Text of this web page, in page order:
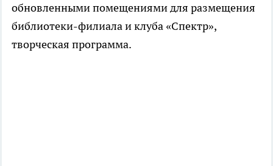
обновленными помещениями для размещения
библиотеки-филиала и клуба «Спектр»,
творческая программа.